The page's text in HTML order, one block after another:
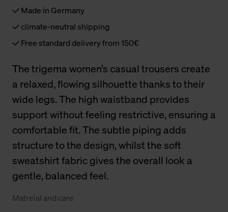
Made in Germany
climate-neutral shipping
Free standard delivery from 150€
The trigema women’s casual trousers create
a relaxed, flowing silhouette thanks to their
wide legs. The high waistband provides
support without feeling restrictive, ensuring a
comfortable fit. The subtle piping adds
structure to the design, whilst the soft
sweatshirt fabric gives the overall look a
gentle, balanced feel.
Matreial and care